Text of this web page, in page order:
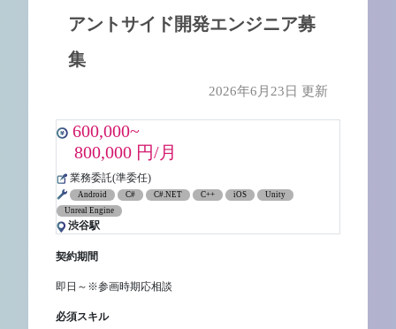
アントサイド開発エンジニア募
集
2026年6月23日 更新
600,000~
800,000 円/月
業務委託(準委任)
Android C# C#.NET C++ iOS
Unity
Unreal Engine
渋谷駅
契約期間
即日～※参画時期応相談
必須スキル